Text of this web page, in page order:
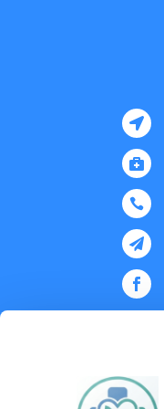




